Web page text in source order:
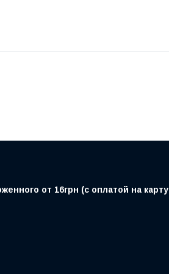
от 16грн (с оплатой на карту